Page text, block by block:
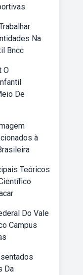
Na
Bncc
O
De
à
Teóricos
Do Vale
Campus
Da